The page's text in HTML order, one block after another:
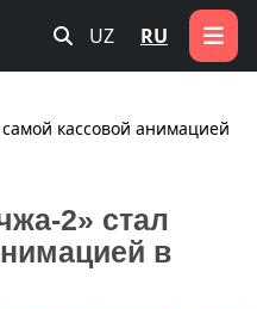
UZ RU
кассовой анимацией
2» стал
в